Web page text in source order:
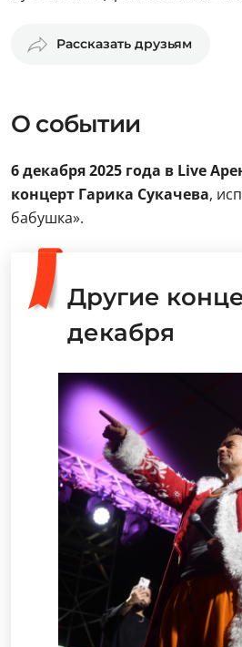
Рассказать друзьям
О событии
6 декабря 2025 года в Live
концерт Гарика Сукачева,
бабушка».
Другие
декабря